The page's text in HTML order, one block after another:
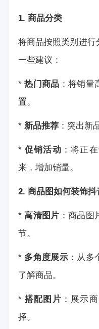
1. 商品分类
将商品按照类别进
一些建议：
*热门商品 ：将销
置。
* 新品推荐：突出新
*促销活动 ：将正
来，增加销量。
2. 商品图如何装饰抖
*高清图片 ：商品
节。
* 多角度展示：从多
了解商品。
*搭配图片 ：展示
择。